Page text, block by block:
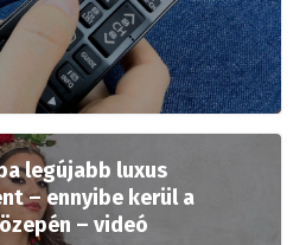
legújabb luxus
– ennyibe kerül a
– videó